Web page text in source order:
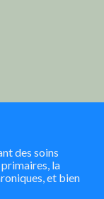
des soins
la
et bien